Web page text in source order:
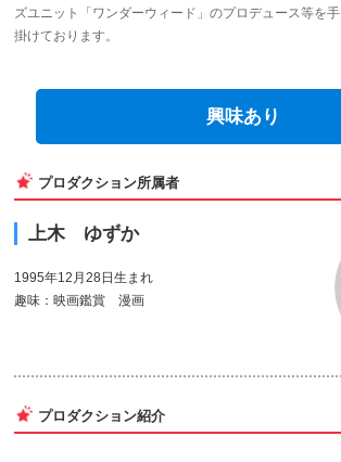
ズユニット「ワンダーウィード」のプロデュース等を手
掛けております。
興味あり
プロダクション所属者
上木 ゆずか
1995年12月28日生まれ
趣味：映画鑑賞 漫画
プロダクション紹介